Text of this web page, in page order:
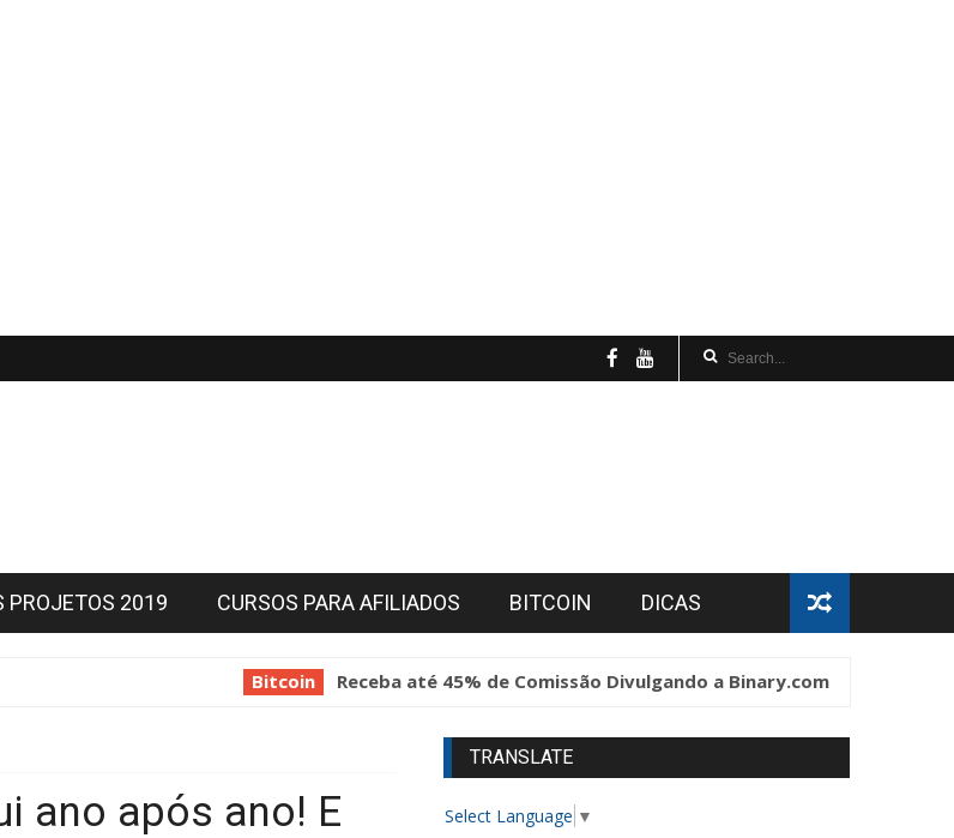
PROJETOS 2019 CURSOS PARA AFILIADOS BITCOIN DICAS
Receba até 45% de Comissão Divulgando a Binary.com Bitcoin
ano após ano! E
TRANSLATE
Select Language ▼